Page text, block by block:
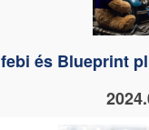
febi és Blueprint